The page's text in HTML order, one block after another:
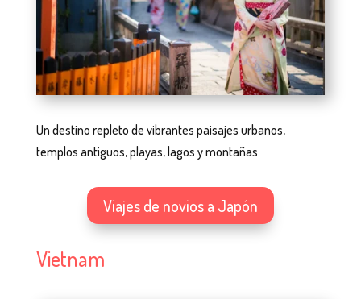
Un destino repleto de vibrantes paisajes urbanos,
templos antiguos, playas, lagos y montañas.
Viajes de novios a Japón
Vietnam